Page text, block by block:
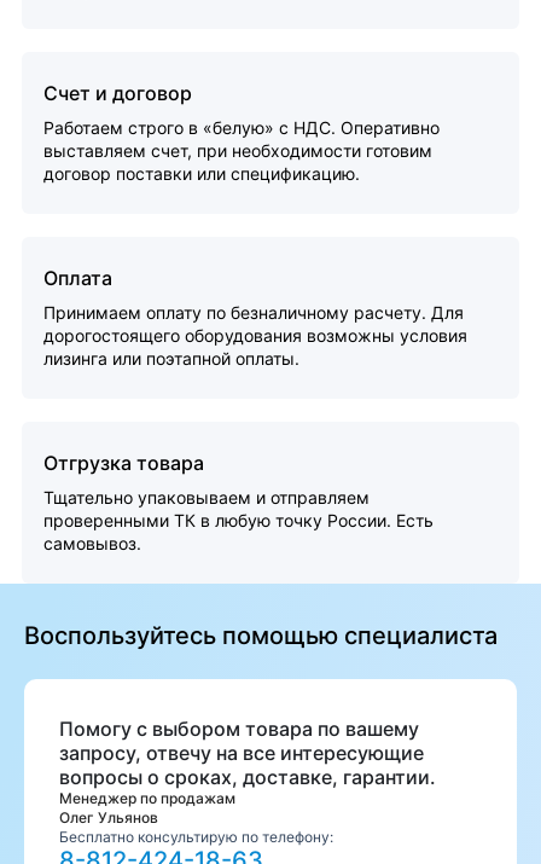
Счет и договор
Работаем строго в «белую» с НДС. Оперативно
выставляем счет, при необходимости готовим
договор поставки или спецификацию.
Оплата
Принимаем оплату по безналичному расчету. Для
дорогостоящего оборудования возможны условия
лизинга или поэтапной оплаты.
Отгрузка товара
Тщательно упаковываем и отправляем
проверенными ТК в любую точку России. Есть
самовывоз.
Воспользуйтесь помощью специалиста
Помогу с выбором товара по вашему
запросу, отвечу на все интересующие
вопросы о сроках, доставке, гарантии.
Менеджер по продажам
Олег Ульянов
Бесплатно консультирую по телефону: